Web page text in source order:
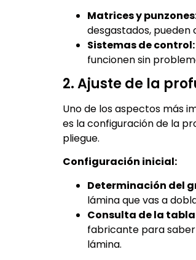
Matrices y
desgastados, pueden
Sistemas de control:
funcionen sin
2. Ajuste de la
Uno de los aspectos más
es la configuración de la
pliegue.
Configuración inicial:
Determinación del
lámina que vas a
Consulta de la
fabricante para
lámina.